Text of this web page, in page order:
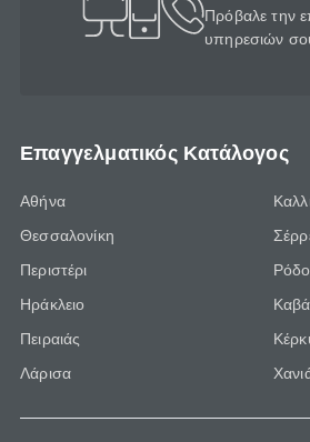
Πρόβαλε την
υπηρεσιών
Επαγγελματικός Κατάλογος
Αθήνα
Θεσσαλονίκη
Περιστέρι
Ηράκλειο
Πειραιάς
Λάρισα